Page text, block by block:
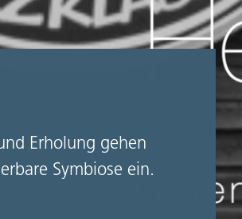
Erholung gehen
Symbiose ein.